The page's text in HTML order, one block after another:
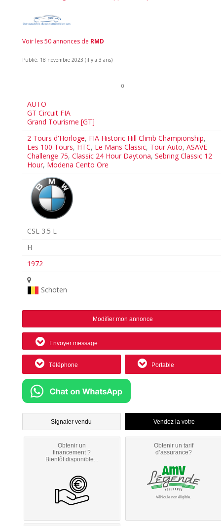
Voir les 50 annonces de RMD
Publié: 18 novembre 2023 (il y a 3 ans)
0
AUTO
GT Circuit FIA
Grand Tourisme [GT]
2 Tours d'Horloge, FIA Historic Hill Climb Championship,
Les 100 Tours, HTC, Le Mans Classic, Tour Auto,ASAVE
Challenge 75,Classic 24 Hour Daytona,Sebring Classic 12
Hour, Modena Cento Ore
CSL 3.5 L
H
1972
Schoten
Modifier mon annonce
Envoyer message
Téléphone Portable
Signaler vendu
Obtenir un
financement ?
Bientôt disponible...
Obtenir un tarif
d’assurance?
Véhicule non éligible.